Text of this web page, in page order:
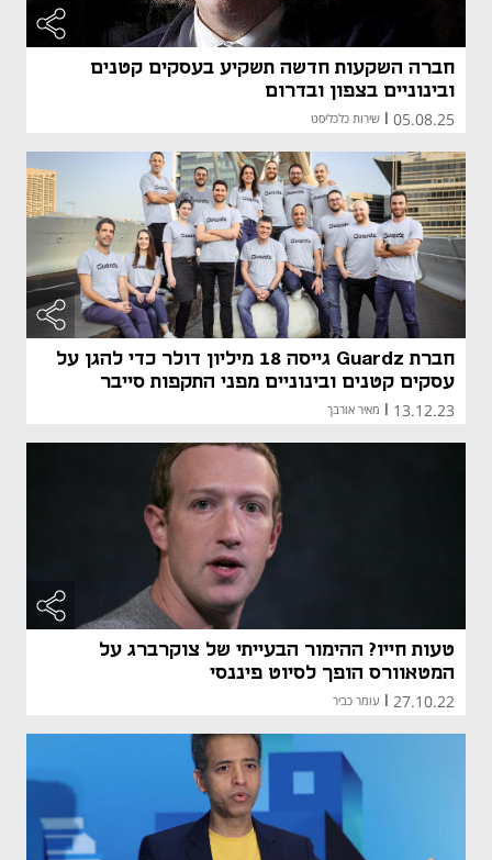
חברה השקעות חדשה תשקיע בעסקים קטנים
ובינוניים בצפון ובדרום
05.08.25 שירות כלכליסט
חברת Guardz גייסה 18 מיליון דולר כדי להגן על
עסקים קטנים ובינוניים מפני התקפות סייבר
13.12.23 מאיר אורבך
טעות חייו? ההימור הבעייתי של צוקרברג על
המטאוורס הופך לסיוט פיננסי
27.10.22 עומר כביר